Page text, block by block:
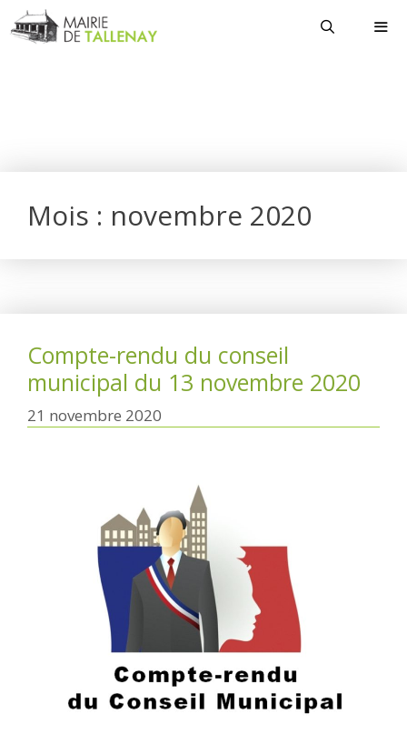
Aller
au
Mois : novembre 2020
Compte-rendu du conseil
municipal du 13 novembre 2020
21 novembre 2020